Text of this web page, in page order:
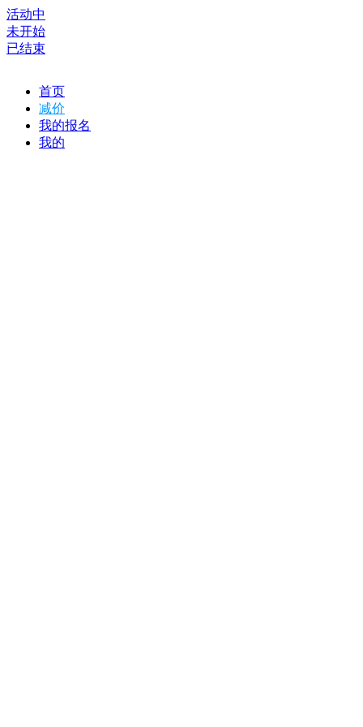
活动中
未开始
已结束
首页
减价
我的报名
我的